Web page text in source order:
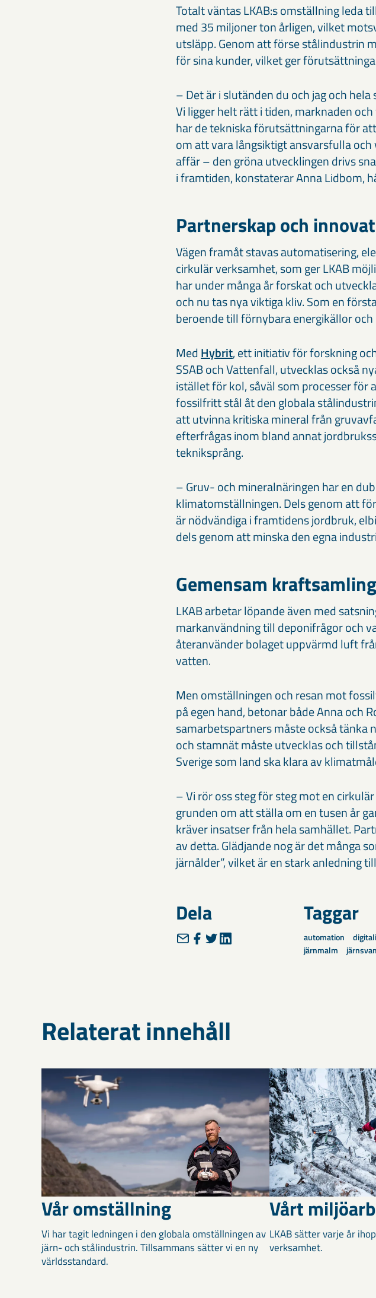
Totalt väntas LKAB:s omställning leda
med 35 miljoner ton årligen, vilket
utsläpp. Genom att förse stålindustrin
för sina kunder, vilket ger
– Det är i slutänden du och jag och
Vi ligger helt rätt i tiden, marknaden
har de tekniska förutsättningarna för
om att vara långsiktigt ansvarsfulla
affär – den gröna utvecklingen drivs
i framtiden, konstaterar Anna Lidbom,
Partnerskap och
Vägen framåt stavas automatisering,
cirkulär verksamhet, som ger LKAB
har under många år forskat och
och nu tas nya viktiga kliv. Som en
beroende till förnybara energikällor
MedHybrit, ett initiativ för forskning
SSAB och Vattenfall, utvecklas också
istället för kol, såväl som processer
fossilfritt stål åt den globala
att utvinna kritiska mineral från
efterfrågas inom bland annat
tekniksprång.
– Gruv- och mineralnäringen har en
klimatomställningen. Dels genom att
är nödvändiga i framtidens jordbruk,
dels genom att minska den egna
Gemensam
LKAB arbetar löpande även med
markanvändning till deponifrågor och
återanvänder bolaget uppvärmd luft
vatten.
Men omställningen och resan mot
på egen hand, betonar både Anna och
samarbetspartners måste också
och stamnät måste utvecklas och
Sverige som land ska klara av
– Vi rör oss steg för steg mot en
grunden om att ställa om en tusen år
kräver insatser från hela samhället.
av detta. Glädjande nog är det många
järnålder”, vilket är en stark anledning
Dela Taggar
automation
järnmalm
Relaterat innehåll
Vår omställning
Vi har tagit ledningen i den globala omställningen av
järn- och stålindustrin. Tillsammans sätter vi en ny
världsstandard.
Vårt
LKAB sätter varje år
verksamhet.